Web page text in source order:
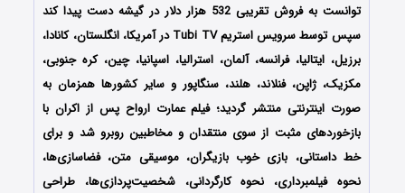
توانست به فروش تقریبی 532 هزار دلار در گیشه دست پیدا کند
سپس توسط سرویس استریم Tubi TV در آمریکا، انگلستان، کانادا،
برزیل، ایتالیا، فرانسه، آلمان، استرالیا، اسپانیا، چین، کره جنوبی،
مکزیک، ژاپن، فنلاند، هلند، سنگاپور و سایر کشورها همزمان به
صورت اینترنتی منتشر گردید؛ فیلمعمارت ارواح پس از اکران با
بازخوردهای مثبت از سوی منتقدان و مخاطبین روبرو شد و برای
خط داستانی، بازی خوب بازیگران، موسیقی متن، فضاسازی‌ها،
نحوه فیلمبرداری، نحوه کارگردانی، شخصیت‌پردازی‌ها، طراحی